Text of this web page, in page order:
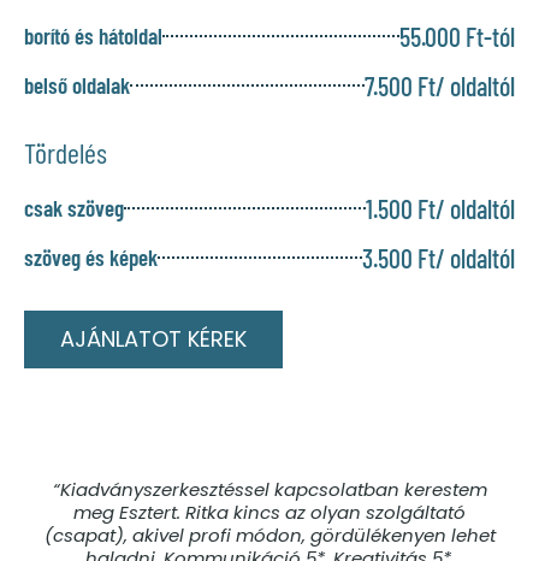
borító és hátoldal 55.000 Ft-tól
belső oldalak 7.500 Ft/ oldaltól
Tördelés
csak szöveg 1.500 Ft/ oldaltól
szöveg és képek 3.500 Ft/ oldaltól
AJÁNLATOT KÉREK
“Kiadványszerkesztéssel kapcsolatban kerestem
meg Esztert. Ritka kincs az olyan szolgáltató
(csapat), akivel profi módon, gördülékenyen lehet